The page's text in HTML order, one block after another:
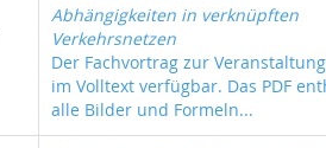
Abhängigkeiten in verknüpften
Verkehrsnetzen
Der Fachvortrag zur
im Volltext verfügbar. Das PDF
alle Bilder und Formeln...